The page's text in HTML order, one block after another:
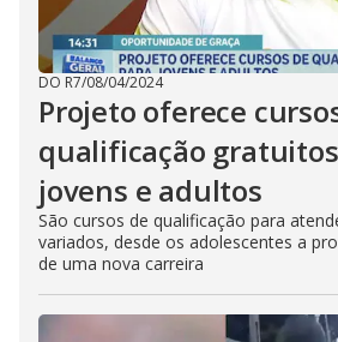
DO R7/08/04/2024
Projeto oferece
qualificação
jovens e adultos
São cursos de qualificação para
variados, desde os adolescentes a
de uma nova carreira